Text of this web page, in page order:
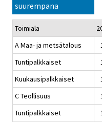
suurempana
Toimiala
A Maa- ja metsätalous
Tuntipalkkaiset
Kuukausipalkkaiset
C Teollisuus
Tuntipalkkaiset